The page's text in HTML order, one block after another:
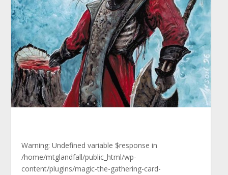
Warning: Undefined variable $response in
/home/mtglandfall/public_html/wp-
content/plugins/magic-the-gathering-card-